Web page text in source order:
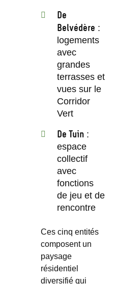
De
Belvédère :
logements
avec
grandes
terrasses et
vues sur le
Corridor
Vert
De Tuin:
espace
collectif
avec
fonctions
de jeu et de
rencontre
Ces cinq entités
composent un
paysage
résidentiel
diversifié qui